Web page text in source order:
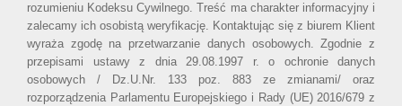
rozumieniu Kodeksu Cywilnego. Treść ma charakter informacyjny i
zalecamy ich osobistą weryfikację. Kontaktując się z biurem Klient
wyraża zgodę na przetwarzanie danych osobowych. Zgodnie z
przepisami ustawy z dnia 29.08.1997 r. o ochronie danych
osobowych / Dz.U.Nr. 133 poz. 883 ze zmianami/ oraz
rozporządzenia Parlamentu Europejskiego i Rady (UE) 2016/679 z